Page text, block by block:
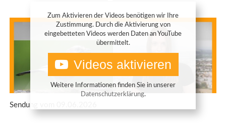
Zum Aktivieren der Videos benötigen wir Ihre
Zustimmung. Durch die Aktivierung von
eingebetteten Videos werden Daten an YouTube
übermittelt.
Videos aktivieren
Weitere Informationen finden Sie in unserer
Datenschutzerklärung.
Sendung vom 09.06.2026